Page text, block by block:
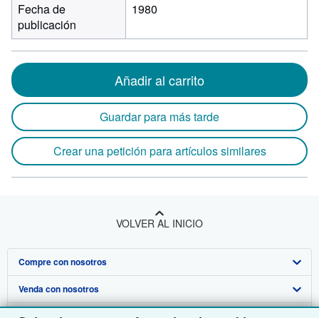
Fecha de
publicación
1980
Añadir al carrito
Guardar para más tarde
Crear una petición para artículos similares
VOLVER AL INICIO
Compre con nosotros
Búsqueda avanzada
Venda con nosotros